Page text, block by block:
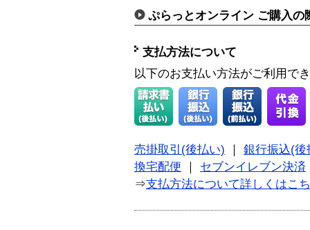
ぷらっとオンライン ご購入の
支払方法について
以下のお支払い方法がご利用で
売掛取引(後払い)
銀行振込(後
換宅配便
セブンイレブン決済
⇒支払方法について詳しくはこ